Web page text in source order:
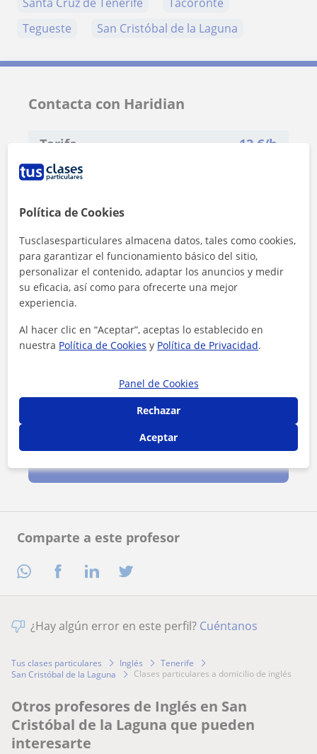
Comparte a este profesor
Santa Cruz de Tenerife
Tacoronte
Tegueste
San Cristóbal de la Laguna
Contacta con Haridian
Tarifa 12 €/h
1ª clase gratis
¿Hay algún error en este perfil? Cuéntanos
Tus clases particulares Inglés
Tenerife
San Cristóbal de la Laguna
clases particulares a domicilio de inglés
Otros profesores de Inglés en San
Cristóbal de la Laguna que pueden
interesarte
Política de Cookies
Tusclasesparticulares almacena datos, tales como cookies,
para garantizar el funcionamiento básico del sitio,
personalizar el contenido, adaptar los anuncios y medir
su eficacia, así como para ofrecerte una mejor
experiencia.
Al hacer clic en “Aceptar”, aceptas lo establecido en
nuestra Política de Cookies y Política de Privacidad.
Panel de Cookies
Rechazar
Aceptar